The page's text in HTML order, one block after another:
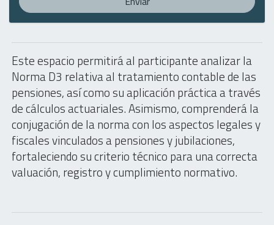
Este espacio permitirá al participante analizar la
Norma D3 relativa al tratamiento contable de las
pensiones, así como su aplicación práctica a través
de cálculos actuariales. Asimismo, comprenderá la
conjugación de la norma con los aspectos legales y
fiscales vinculados a pensiones y jubilaciones,
fortaleciendo su criterio técnico para una correcta
valuación, registro y cumplimiento normativo.